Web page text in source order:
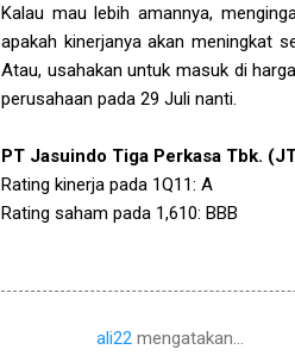
Kalau mau lebih amannya,
apakah kinerjanya akan meningkat
Atau, usahakan untuk masuk di
perusahaan pada 29 Juli nanti.
PT Jasuindo Tiga Perkasa Tbk.
Rating kinerja pada 1Q11: A
Rating saham pada 1,610: BBB
ali22 mengatakan…